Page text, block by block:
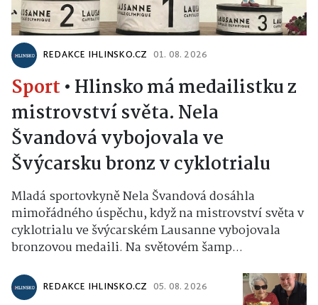
REDAKCE IHLINSKO.CZ 01. 08. 2026
Sport • Hlinsko má medailistku z
mistrovství světa. Nela
Švandová vybojovala ve
Švýcarsku bronz v cyklotrialu
Mladá sportovkyně Nela Švandová dosáhla
mimořádného úspěchu, když na mistrovství světa v
cyklotrialu ve švýcarském Lausanne vybojovala
bronzovou medaili. Na světovém šamp...
REDAKCE IHLINSKO.CZ 05. 08. 2026